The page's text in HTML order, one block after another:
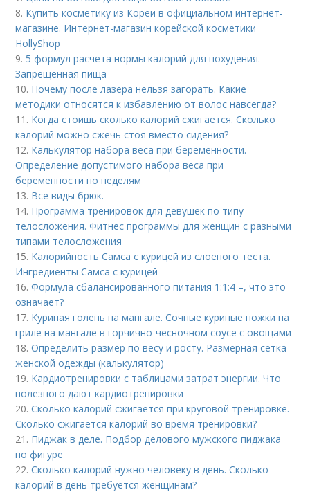
8. Купить косметику из Кореи в официальном интернет-
магазине. Интернет-магазин корейской косметики
HollyShop
9. 5 формул расчета нормы калорий для похудения.
Запрещенная пища
10. Почему после лазера нельзя загорать. Какие
методики относятся к избавлению от волос навсегда?
11. Когда стоишь сколько калорий сжигается. Сколько
калорий можно сжечь стоя вместо сидения?
12. Калькулятор набора веса при беременности.
Определение допустимого набора веса при
беременности по неделям
13. Все виды брюк.
14. Программа тренировок для девушек по типу
телосложения. Фитнес программы для женщин с разными
типами телосложения
15. Калорийность Самса с курицей из слоеного теста.
Ингредиенты Самса с курицей
16.Формула сбалансированного питания 1:1:4 –, что это
означает?
17. Куриная голень на мангале. Сочные куриные ножки на
гриле на мангале в горчично-чесночном соусе с овощами
18.Определить размер по весу и росту. Размерная сетка
женской одежды (калькулятор)
19. Кардиотренировки с таблицами затрат энергии. Что
полезного дают кардиотренировки
20.Сколько калорий сжигается при круговой тренировке.
Сколько сжигается калорий во время тренировки?
21. Пиджак в деле. Подбор делового мужского пиджака
по фигуре
22.Сколько калорий нужно человеку в день. Сколько
калорий в день требуется женщинам?